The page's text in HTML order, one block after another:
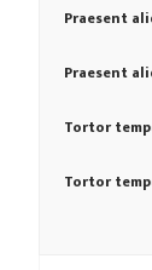
Praesent
Praesent
Tortor
Tortor